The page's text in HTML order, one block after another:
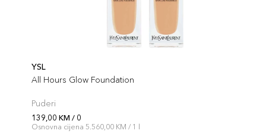
YSL
All Hours Glow Foundation
Puderi
139,00 KM / 0
Osnovna cijena 5.560,00 KM / 1 l